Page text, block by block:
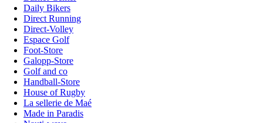
Daily Bikers
Direct Running
Direct-Volley
Espace Golf
Foot-Store
Galopp-Store
Golf and co
Handball-Store
House of Rugby
La sellerie de Maé
Made in Paradis